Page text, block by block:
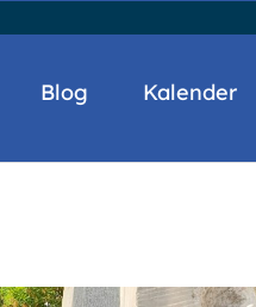
Blog Kalender